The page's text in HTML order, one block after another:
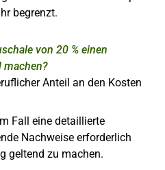
begrenzt.
von 20 % einen
machen?
Anteil an den Kosten
Fall eine detaillierte
Nachweise erforderlich
geltend zu machen.